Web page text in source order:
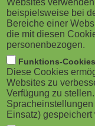
M
o
b
i
l
das 1.
Hamburg, Juni
für Online-
Websites
beispielsweise bei
Bereiche einer
die mit diesen
personenbezogen.
Funktions-Cookies
Diese Cookies
Websites zu
Verfügung zu
Einsatz) gespeichert